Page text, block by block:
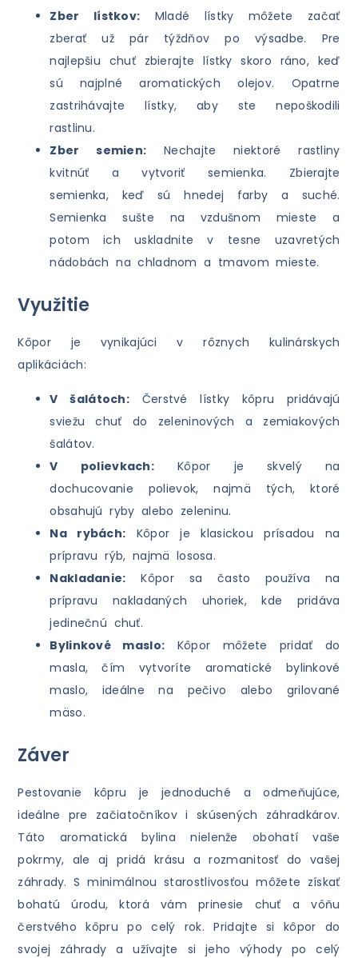
Zber lístkov: Mladé lístky môžete začať
zberať už pár týždňov po výsadbe. Pre
najlepšiu chuť zbierajte lístky skoro ráno, keď
sú najplné aromatických olejov. Opatrne
zastrihávajte lístky, aby ste nepoškodili
rastlinu.
Zber semien: Nechajte niektoré rastliny
kvitnúť a vytvoriť semienka. Zbierajte
semienka, keď sú hnedej farby a suché.
Semienka sušte na vzdušnom mieste a
potom ich uskladnite v tesne uzavretých
nádobách na chladnom a tmavom mieste.
Využitie
Kôpor je vynikajúci v rôznych kulinárskych
aplikáciách:
V šalátoch: Čerstvé lístky kôpru pridávajú
sviežu chuť do zeleninových a zemiakových
šalátov.
V polievkach: Kôpor je skvelý na
dochucovanie polievok, najmä tých, ktoré
obsahujú ryby alebo zeleninu.
Na rybách: Kôpor je klasickou prísadou na
prípravu rýb, najmä lososa.
Nakladanie: Kôpor sa často používa na
prípravu nakladaných uhoriek, kde pridáva
jedinečnú chuť.
Bylinkové maslo: Kôpor môžete pridať do
masla, čím vytvoríte aromatické bylinkové
maslo, ideálne na pečivo alebo grilované
mäso.
Záver
Pestovanie kôpru je jednoduché a odmeňujúce,
ideálne pre začiatočníkov i skúsených záhradkárov.
Táto aromatická bylina nielenže obohatí vaše
pokrmy, ale aj pridá krásu a rozmanitosť do vašej
záhrady. S minimálnou starostlivosťou môžete získať
bohatú úrodu, ktorá vám prinesie chuť a vôňu
čerstvého kôpru po celý rok. Pridajte si kôpor do
svojej záhrady a užívajte si jeho výhody po celý